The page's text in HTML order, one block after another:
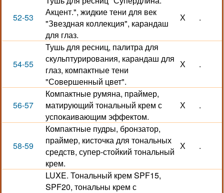
52-53
Акцент.", жидкие тени для век
"Звездная коллекция", карандаш
для глаз.
Х .
54-55
Тушь для ресниц, палитра для
скульптурирования, карандаш для
глаз, компактные тени
"Совершенный цвет".
Х .
56-57
Компактные румяна, праймер,
матирующий тональный крем с
успокаивающим эффектом.
Х .
58-59
Компактные пудры, бронзатор,
праймер, кисточка для тональных
средств, супер-стойкий тональный
крем.
Х .
LUXE. Тональный крем SPF15,
SPF20, тональны крем с